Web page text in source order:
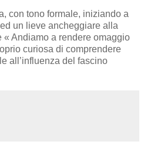
con tono formale, iniziando a
un lieve ancheggiare alla
Andiamo a rendere omaggio
curiosa di comprendere
all’influenza del fascino